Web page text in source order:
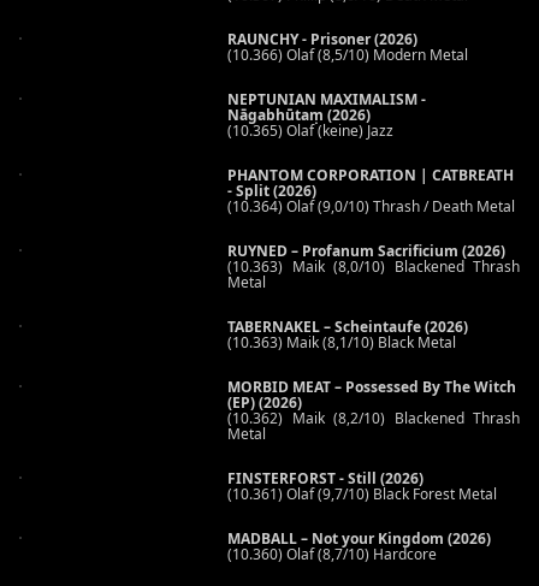
RAUNCHY - Prisoner (2026)
(10.366) Olaf (8,5/10) Modern Metal
NEPTUNIAN MAXIMALISM -
Nāgabhūtaṃ (2026)
(10.365) Olaf (keine) Jazz
PHANTOM CORPORATION | CATBREATH
- Split (2026)
(10.364) Olaf (9,0/10) Thrash / Death Metal
RUYNED – Profanum Sacrificium (2026)
(10.363) Maik (8,0/10) Blackened Thrash
Metal
TABERNAKEL – Scheintaufe (2026)
(10.363) Maik (8,1/10) Black Metal
MORBID MEAT – Possessed By The Witch
(EP) (2026)
(10.362) Maik (8,2/10) Blackened Thrash
Metal
FINSTERFORST - Still (2026)
(10.361) Olaf (9,7/10) Black Forest Metal
MADBALL – Not your Kingdom (2026)
(10.360) Olaf (8,7/10) Hardcore